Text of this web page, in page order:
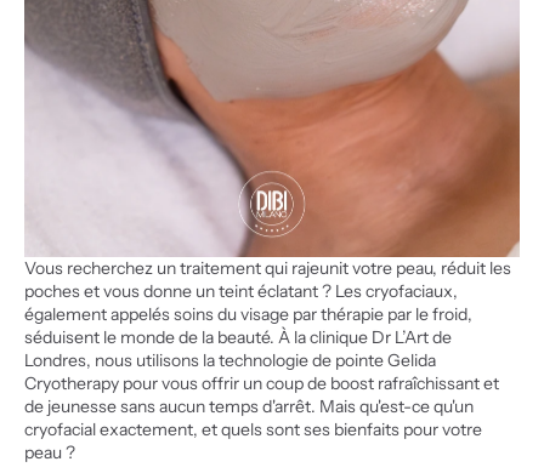
Vous recherchez un traitement qui rajeunit votre peau, réduit les
poches et vous donne un teint éclatant ? Les cryofaciaux,
également appelés soins du visage par thérapie par le froid,
séduisent le monde de la beauté. À la clinique Dr L’Art de
Londres, nous utilisons la technologie de pointe Gelida
Cryotherapy pour vous offrir un coup de boost rafraîchissant et
de jeunesse sans aucun temps d'arrêt. Mais qu'est-ce qu'un
cryofacial exactement, et quels sont ses bienfaits pour votre
peau ?